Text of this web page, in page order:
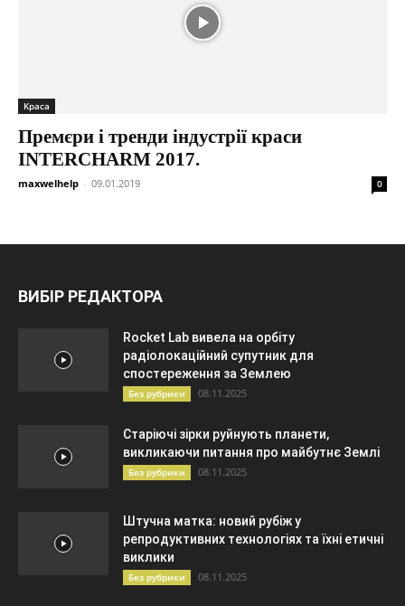
Краса
Премєри і тренди індустрії краси
INTERCHARM 2017.
maxwelhelp - 09.01.2019 0
ВИБІР РЕДАКТОРА
Rocket Lab вивела на орбіту
радіолокаційний супутник для
спостереження за Землею
Без рубрики 08.11.2025
Старіючі зірки руйнують планети,
викликаючи питання про майбутнє Землі
Без рубрики 08.11.2025
Штучна матка: новий рубіж у
репродуктивних технологіях та їхні етичні
виклики
Без рубрики 08.11.2025